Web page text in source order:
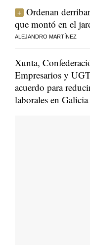
Ordenan
que montó en el
ALEJANDRO MARTÍNEZ
Xunta,
Empresarios y
acuerdo para
laborales en Galicia